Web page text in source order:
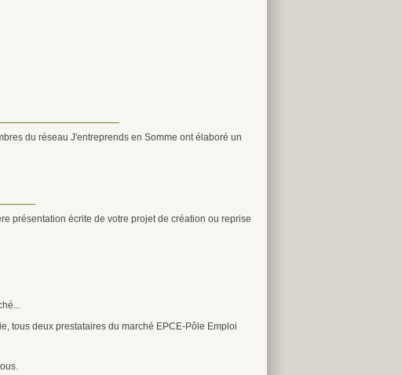
du réseau J'entreprends en Somme ont élaboré un
présentation écrite de votre projet de création ou reprise
tous deux prestataires du marché EPCE-Pôle Emploi